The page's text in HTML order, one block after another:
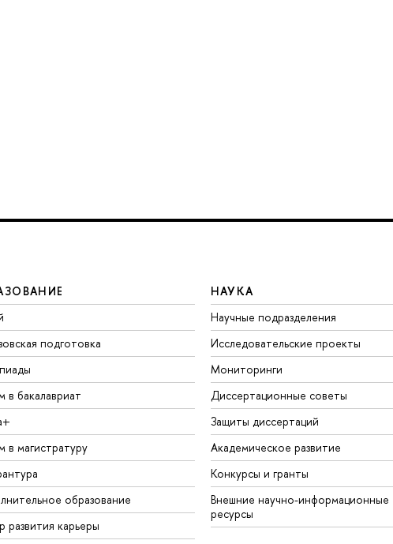
подготовка
в бакалавриат
в магистратуру
образование
развития карьеры
НАУКА
Научные подразделения
Исследовательские проекты
Мониторинги
Диссертационные советы
Защиты диссертаций
Академическое развитие
Конкурсы и гранты
Внешние научно-информационные
ресурсы